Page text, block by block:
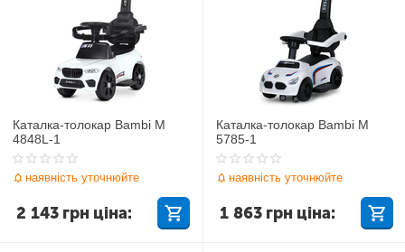
Каталка-толокар Bambi M
4848L-1
наявність уточнюйте
2 143 грн ціна:
Каталка-толокар Bambi M
5785-1
наявність уточнюйте
1 863 грн ціна: